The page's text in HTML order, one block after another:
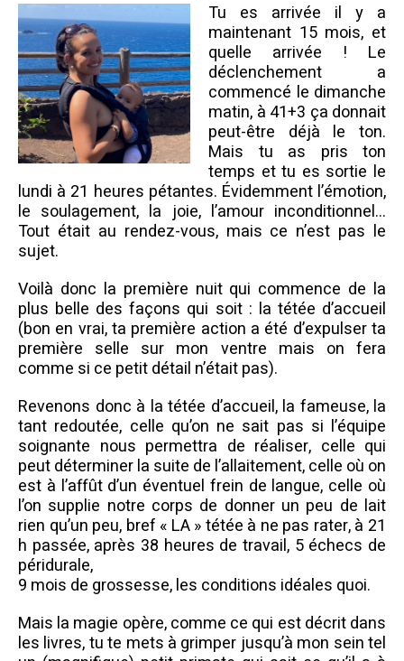
Tu es arrivée il y a
maintenant 15 mois, et
quelle arrivée ! Le
déclenchement a
commencé le dimanche
matin, à 41+3 ça donnait
peut-être déjà le ton.
Mais tu as pris ton
temps et tu es sortie le
lundi à 21 heures pétantes. Évidemment l’émotion,
le soulagement, la joie, l’amour inconditionnel…
Tout était au rendez-vous, mais ce n’est pas le
sujet.
Voilà donc la première nuit qui commence de la
plus belle des façons qui soit : la tétée d’accueil
(bon en vrai, ta première action a été d’expulser ta
première selle sur mon ventre mais on fera
comme si ce petit détail n’était pas).
Revenons donc à la tétée d’accueil, la fameuse, la
tant redoutée, celle qu’on ne sait pas si l’équipe
soignante nous permettra de réaliser, celle qui
peut déterminer la suite de l’allaitement, celle où on
est à l’affût d’un éventuel frein de langue, celle où
l’on supplie notre corps de donner un peu de lait
rien qu’un peu, bref « LA » tétée à ne pas rater, à 21
h passée, après 38 heures de travail, 5 échecs de
péridurale,
9 mois de grossesse, les conditions idéales quoi.
Mais la magie opère, comme ce qui est décrit dans
les livres, tu te mets à grimper jusqu’à mon sein tel